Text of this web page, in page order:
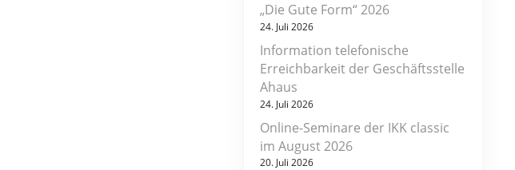
„Die Gute Form“ 2026
24. Juli 2026
Information telefonische
Erreichbarkeit der Geschäftsstelle
Ahaus
24. Juli 2026
Online-Seminare der IKK classic
im August 2026
20. Juli 2026